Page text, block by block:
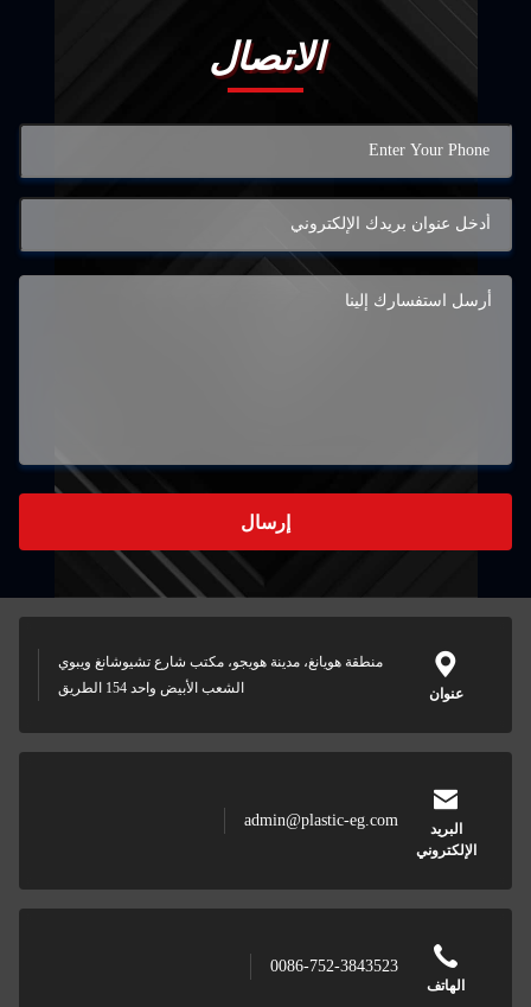
الاتصال
إرسال
عنوان
منطقة هويانغ، مدينة هويجو، مكتب شارع تشيوشانغ ويبوي
الشعب الأبيض واحد 154 الطريق
البريد
الإلكتروني
admin@plastic-eg.com
الهاتف
0086-752-3843523